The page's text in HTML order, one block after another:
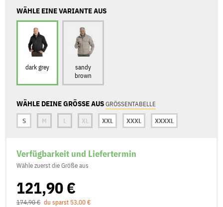
WÄHLE EINE VARIANTE AUS
dark grey
sandy
brown
WÄHLE DEINE GRÖSSE AUSGRÖSSENTABELLE
S
M L XL XXL XXXL XXXXL
Verfügbarkeit und Liefertermin
Wähle zuerst die Größe aus
121,90 €
174,90 € du sparst 53,00 €